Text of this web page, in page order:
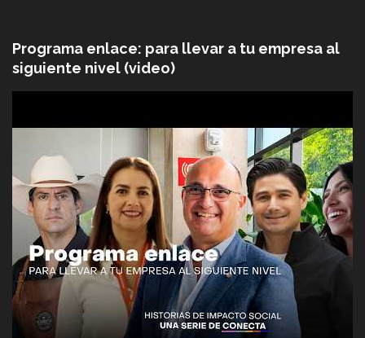
Programa enlace: para llevar a tu empresa al
siguiente nivel (video)